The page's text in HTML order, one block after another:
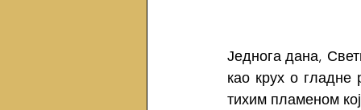
Једнога дана,
као крух о гладне
тихим пламеном